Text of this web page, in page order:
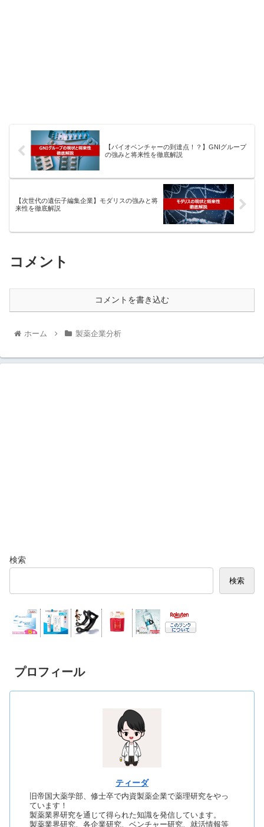
【バイオベンチャーの到達点！？】GNIグループ
の強みと将来性を徹底解説
【次世代の遺伝子編集企業】モダリスの強みと将
来性を徹底解説
コメント
コメントを書き込む
ホーム 製薬企業分析
検索
検索
プロフィール
ティーダ
旧帝国大薬学部、修士卒で内資製薬企業で薬理研究をやっ
ています！
製薬業界研究を通じて得られた知識を発信しています。
製薬業界研究、各企業研究、ベンチャー研究、就活情報等